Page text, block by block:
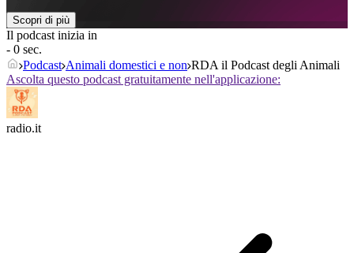
Scopri di più
Il podcast inizia in
- 0 sec.
Podcast Animali domestici e non RDA il Podcast degli Animali
Ascolta questo podcast gratuitamente nell'applicazione:
radio.it